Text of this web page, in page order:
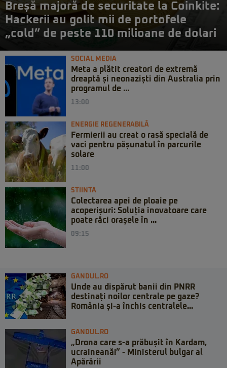
Breșă majoră de securitate la Coinkite:
Hackerii au golit mii de portofele
„cold” de peste 110 milioane de dolari
SOCIAL MEDIA
Meta a plătit creatori de extremă
dreaptă și neonaziști din Australia prin
programul de ...
13:00
ENERGIE REGENERABILĂ
Fermierii au creat o rasă specială de
vaci pentru pășunatul în parcurile
solare
11:00
STIINTA
Colectarea apei de ploaie pe
acoperișuri: Soluția inovatoare care
poate răci orașele în ...
09:15
GANDUL.RO
Unde au dispărut banii din PNRR
destinați noilor centrale pe gaze?
România și-a închis centralele...
GANDUL.RO
„Drona care s-a prăbușit în Kardam,
ucraineană!” - Ministerul bulgar al
Apărării